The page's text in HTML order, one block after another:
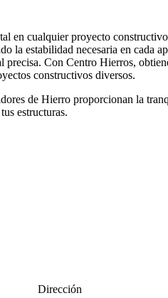
en cualquier proyecto
la estabilidad necesaria en cada
Con Centro Hierros,
constructivos diversos.
de Hierro proporcionan la
estructuras.
Dirección